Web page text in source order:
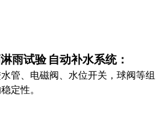
雨试验 自动补水系统：
管、电磁阀、水位开关，球阀等组
定性。